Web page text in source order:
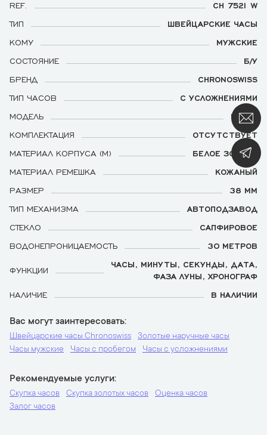
REF.
CH 7521 W
ТИП
ШВЕЙЦАРСКИЕ ЧАСЫ
КОМУ
МУЖСКИЕ
СОСТОЯНИЕ
Б/У
БРЕНД
CHRONOSWISS
ТИП ЧАСОВ
С УСЛОЖНЕНИЯМИ
МОДЕЛЬ
LUNAR
КОМПЛЕКТАЦИЯ
ОТСУТСТВУЕТ
МАТЕРИАЛ КОРПУСА (М)
БЕЛОЕ ЗОЛОТО
МАТЕРИАЛ РЕМЕШКА
КОЖАНЫЙ
РАЗМЕР
38 ММ
ТИП МЕХАНИЗМА
АВТОПОДЗАВОД
СТЕКЛО
САПФИРОВОЕ
ВОДОНЕПРОНИЦАЕМОСТЬ
30 МЕТРОВ
ФУНКЦИИ
ЧАСЫ, МИНУТЫ, СЕКУНДЫ, ДАТА,
ФАЗА ЛУНЫ, ХРОНОГРАФ
НАЛИЧИЕ
В НАЛИЧИИ
Вас могут заинтересовать
Швейцарские часы Chronoswiss
Золотые наручные часы
Часы мужские
Часы с пробегом Часы с усложнениями
Рекомендуемые услуги
Скупка часов Скупка золотых часов
Оценка часов
Залог часов